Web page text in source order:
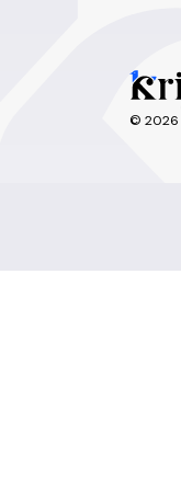
© 2026